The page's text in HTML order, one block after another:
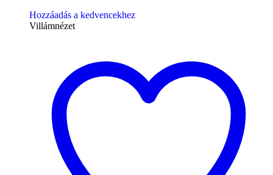
Hozzáadás a kedvencekhez
Villámnézet